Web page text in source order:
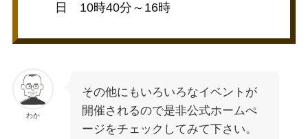
日 10時40分～16時
わか
その他にもいろいろなイベントが
開催されるので是非公式ホームぺ
ージをチェックしてみて下さい。